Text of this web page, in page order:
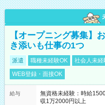
【オープニング募集】
き添いも仕事の1つ
派遣 職種未経験OK 社会人未経
WEB登録・面接OK
給与
無資格未経験：時給
収1万2000円以上